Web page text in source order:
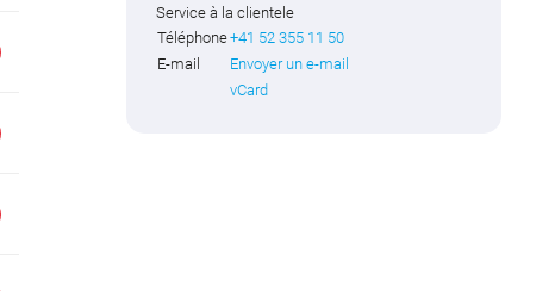
Service à la clientele
Téléphone+41 52 355 11 50
E-mail
Envoyer un e-mail
vCard